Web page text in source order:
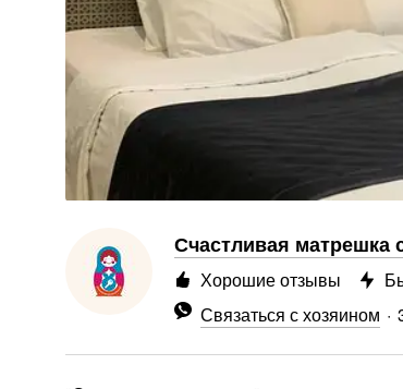
Счастливая матрешка
Связаться с хозяином
Хорошие отзывы